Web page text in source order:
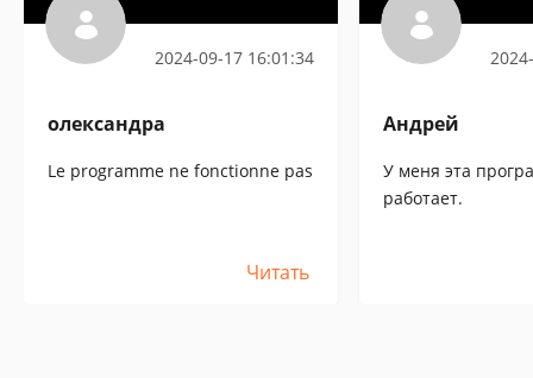
2024-09-17 16:01:34
олександра
Le programme ne fonctionne pas
Читать
Андрей
У меня эта
работает.